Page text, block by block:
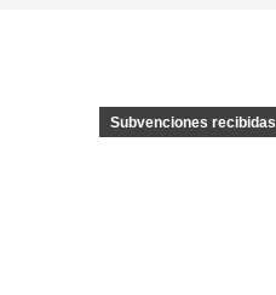
Subvenciones recibidas